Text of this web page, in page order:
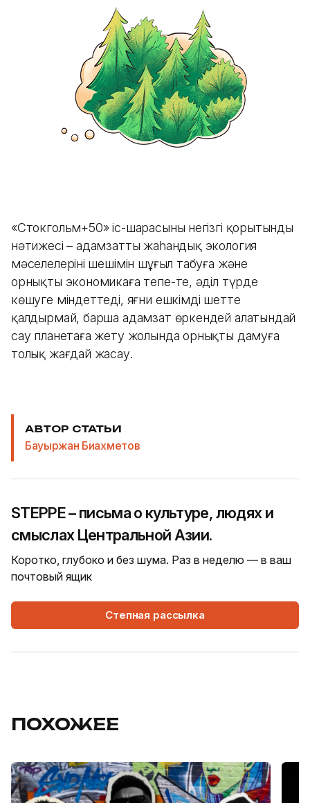
«Стокгольм+50» іс-шарасының негізгі қорытынды
нәтижесі – адамзатты жаһандық экология
мәселелерінің шешімін шұғыл табуға және
орнықты экономикаға тепе-тең, әділ түрде
көшуге міндеттеді, яғни ешкімді шетте
қалдырмай, барша адамзат өркендей алатындай
сау планетаға жету жолында орнықты дамуға
толық жағдай жасау.
АВТОР СТАТЬИ
Бауыржан Биахметов
STEPPE – письма о культуре, людях и
смыслах Центральной Азии.
Коротко, глубоко и без шума. Раз в неделю — в ваш
почтовый ящик
Степная рассылка
ПОХОЖЕЕ